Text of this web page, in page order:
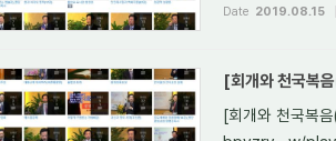
Date 2019.08.15
[회개와 천국복
[회개와 천국복